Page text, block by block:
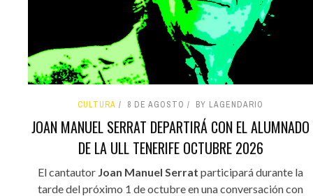
CULTURA 8 DE AGOSTO BY LAGENDARIO
JOAN MANUEL SERRAT DEPARTIRÁ CON EL ALUMNADO
DE LA ULL TENERIFE OCTUBRE 2026
El cantautor Joan Manuel Serrat participará durante la
tarde del próximo 1 de octubre en una conversación con